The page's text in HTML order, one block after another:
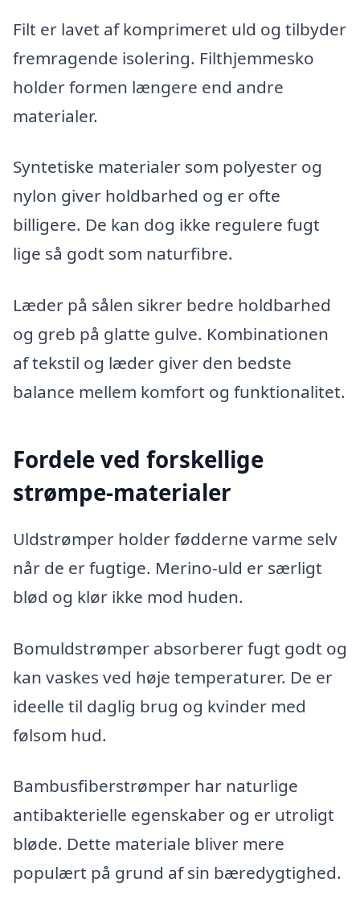
Filt er lavet af komprimeret uld og tilbyder
fremragende isolering. Filthjemmesko
holder formen længere end andre
materialer.
Syntetiske materialer som polyester og
nylon giver holdbarhed og er ofte
billigere. De kan dog ikke regulere fugt
lige så godt som naturfibre.
Læder på sålen sikrer bedre holdbarhed
og greb på glatte gulve. Kombinationen
af tekstil og læder giver den bedste
balance mellem komfort og funktionalitet.
Fordele ved forskellige
strømpe-materialer
Uldstrømper holder fødderne varme selv
når de er fugtige. Merino-uld er særligt
blød og klør ikke mod huden.
Bomuldstrømper absorberer fugt godt og
kan vaskes ved høje temperaturer. De er
ideelle til daglig brug og kvinder med
følsom hud.
Bambusfiberstrømper har naturlige
antibakterielle egenskaber og er utroligt
bløde. Dette materiale bliver mere
populært på grund af sin bæredygtighed.